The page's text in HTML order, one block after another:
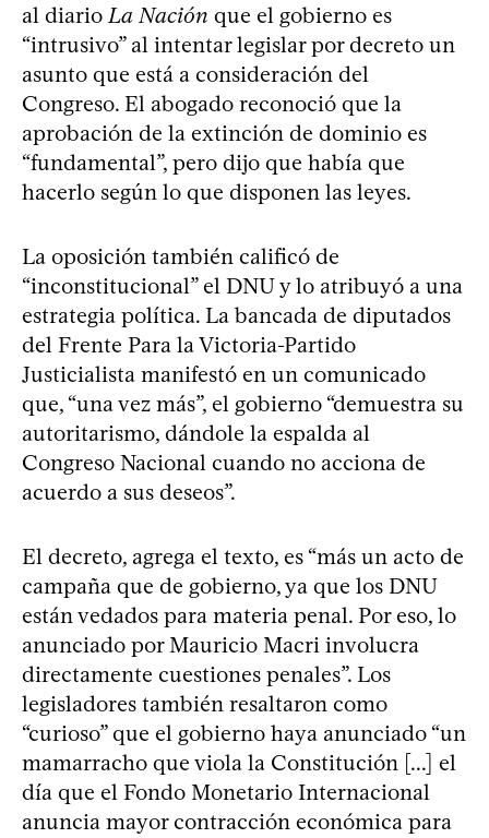
al diario La Nación que el gobierno es
“intrusivo” al intentar legislar por decreto un
asunto que está a consideración del
Congreso. El abogado reconoció que la
aprobación de la extinción de dominio es
“fundamental”, pero dijo que había que
hacerlo según lo que disponen las leyes.
La oposición también calificó de
“inconstitucional” el DNU y lo atribuyó a una
estrategia política. La bancada de diputados
del Frente Para la Victoria-Partido
Justicialista manifestó en un comunicado
que, “una vez más”, el gobierno “demuestra su
autoritarismo, dándole la espalda al
Congreso Nacional cuando no acciona de
acuerdo a sus deseos”.
El decreto, agrega el texto, es “más un acto de
campaña que de gobierno, ya que los DNU
están vedados para materia penal. Por eso, lo
anunciado por Mauricio Macri involucra
directamente cuestiones penales”. Los
legisladores también resaltaron como
“curioso” que el gobierno haya anunciado “un
mamarracho que viola la Constitución [...] el
día que el Fondo Monetario Internacional
anuncia mayor contracción económica para